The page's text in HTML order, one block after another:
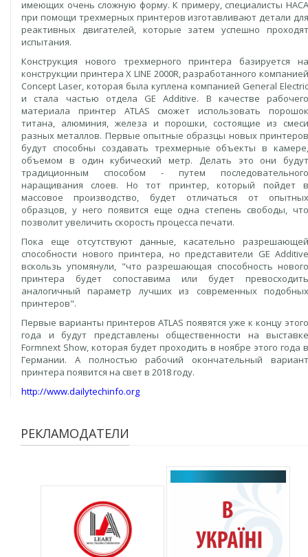
имеющих очень сложную форму. К примеру, специалисты НАСА
при помощи трехмерных принтеров изготавливают детали для
реактивных двигателей, которые затем успешно проходят
испытания.
Конструкция нового трехмерного принтера базируется на
конструкции принтера X LINE 2000R, разработанного компанией
Concept Laser, которая была куплена компанией General Electric
и стала частью отдела GE Additive. В качестве рабочего
материала принтер ATLAS сможет использовать порошок
титана, алюминия, железа и порошки, состоящие из смеси
разных металлов. Первые опытные образцы новых принтеров
будут способны создавать трехмерные объекты в камере,
объемом в один кубический метр. Делать это они будут
традиционным способом - путем последовательного
наращивания слоев. Но тот принтер, который пойдет в
массовое производство, будет отличаться от опытных
образцов, у него появится еще одна степень свободы, что
позволит увеличить скорость процесса печати.
Пока еще отсутствуют данные, касательно разрешающей
способности нового принтера, но представители GE Additive
вскользь упомянули, "что разрешающая способность нового
принтера будет сопоставима или будет превосходить
аналогичный параметр лучших из современных подобных
принтеров".
Первые варианты принтеров ATLAS появятся уже к концу этого
года и будут представлены общественности на выставке
Formnext Show, которая будет проходить в ноябре этого года в
Германии. А полностью рабочий окончательный вариант
принтера появится на свет в 2018 году.
http://www.dailytechinfo.org
РЕКЛАМОДАТЕЛИ